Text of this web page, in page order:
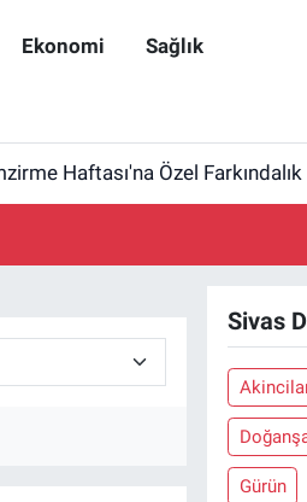
Ekonomi Sağlık
Haftası'na Özel
Sivas
Gürün